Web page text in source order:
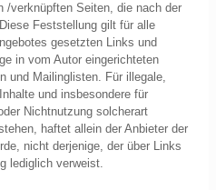
/verknüpften Seiten, die nach der
Feststellung gilt für alle
gesetzten Links und
in vom Autor eingerichteten
und Mailinglisten. Für illegale,
und insbesondere für
Nichtnutzung solcherart
haftet allein der Anbieter der
nicht derjenige, der über Links
lediglich verweist.